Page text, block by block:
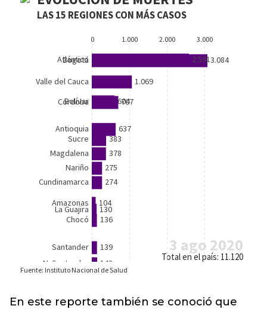
En este reporte también se conoció que